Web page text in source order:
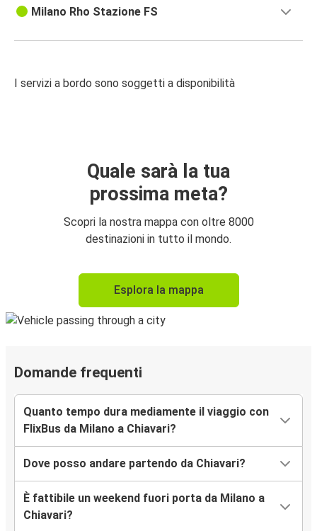
Milano Rho Stazione FS
I servizi a bordo sono soggetti a disponibilità
Quale sarà la tua
prossima meta?
Scopri la nostra mappa con oltre 8000
destinazioni in tutto il mondo.
Esplora la mappa
Domande frequenti
Quanto tempo dura mediamente il viaggio con
FlixBus da Milano a Chiavari?
Dove posso andare partendo da Chiavari?
È fattibile un weekend fuori porta da Milano a
Chiavari?